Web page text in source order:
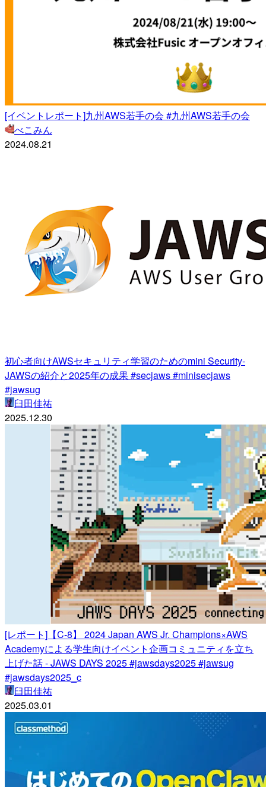
[イベントレポート]九州AWS若手の会 #九州AWS若手の会
べこみん
2024.08.21
初心者向けAWSセキュリティ学習のためのmini Security-
JAWSの紹介と2025年の成果 #secjaws #minisecjaws
#jawsug
臼田佳祐
2025.12.30
[レポート]【C-8】 2024 Japan AWS Jr. Champions×AWS
Academyによる学生向けイベント企画コミュニティを立ち
上げた話 - JAWS DAYS 2025 #jawsdays2025 #jawsug
#jawsdays2025_c
臼田佳祐
2025.03.01